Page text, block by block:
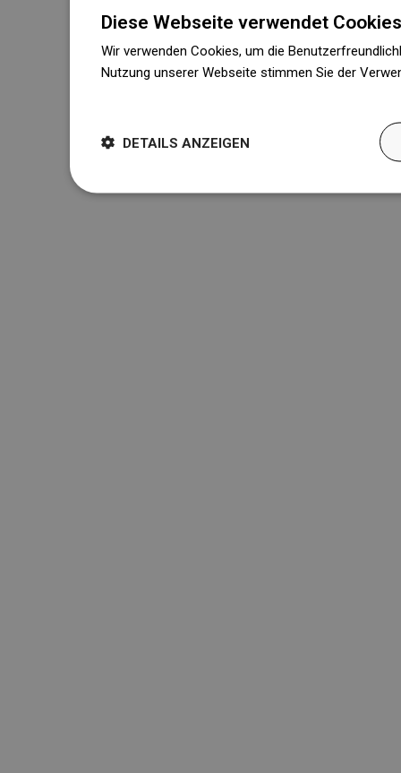
Diese Webseite verwendet
Wir verwenden Cookies, um die
Nutzung unserer Webseite stimmen Sie der
DETAILS ANZEIGEN